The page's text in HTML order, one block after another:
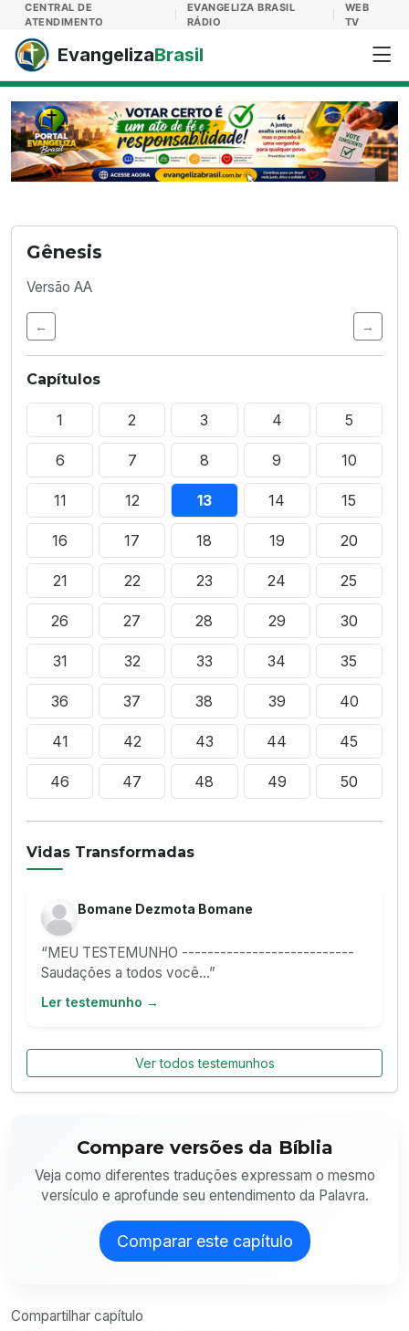
Evangeliza Brasil
CENTRAL DE
ATENDIMENTO
EVANGELIZA BRASIL
RÁDIO
WEB
TV
EvangelizaBrasil
Gênesis
Versão AA
← →
Capítulos
1 2 3 4 5
6 7 8 9 10
11 12 13 14 15
16 17 18 19 20
21 22 23 24 25
26 27 28 29 30
31 32 33 34 35
36 37 38 39 40
41 42 43 44 45
46 47 48 49 50
Vidas Transformadas
Bomane Dezmota Bomane
“MEU TESTEMUNHO ---------------------------
Saudações a todos você...”
Ler testemunho →
Ver todos testemunhos
Compare versões da Bíblia
Veja como diferentes traduções expressam o mesmo
versículo e aprofunde seu entendimento da Palavra.
Comparar este capítulo
Compartilhar capítulo